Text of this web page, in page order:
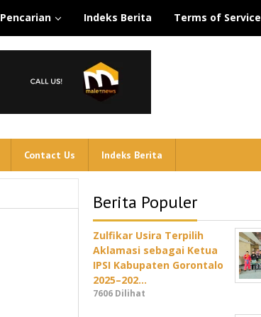
Pencarian Indeks Berita Terms of Service
Contact Us Indeks Berita
Berita Populer
Zulfikar Usira Terpilih
Aklamasi sebagai Ketua
IPSI Kabupaten Gorontalo
2025–202…
7606 Dilihat